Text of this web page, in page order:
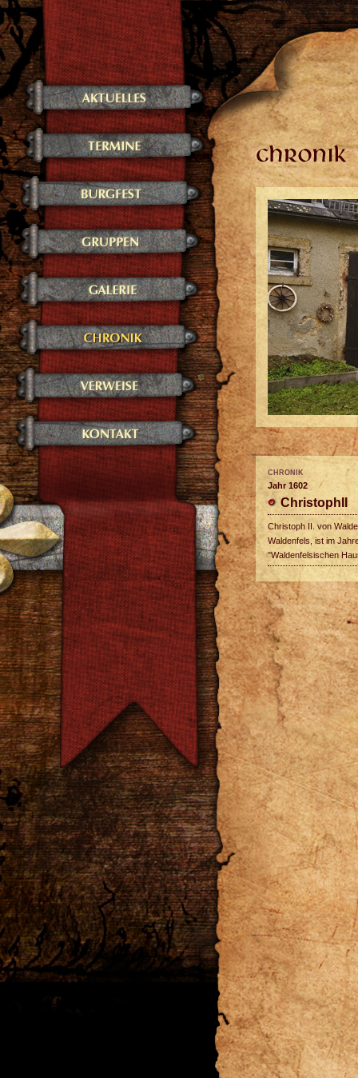
CHRONIK
Jahr 1602
ChristophII
Christoph II. von
Waldenfels, ist im
"Waldenfelsischen